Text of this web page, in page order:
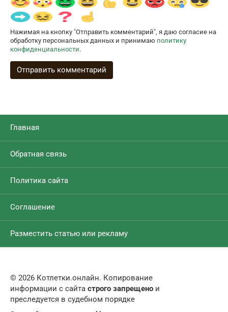
Нажимая на кнопку "Отправить комментарий", я даю согласие на
обработку персональных данных и принимаю политику
конфиденциальности.
Главная
Обратная связь
Политика сайта
Соглашение
Разместить статью или рекламу
© 2026 Котлетки.онлайн. Копирование
информации с сайта строго запрещено и
преследуется в судебном порядке